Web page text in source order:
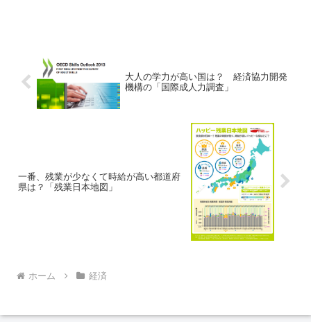
ング」を発表しました。同調...
大人の学力が高い国は？ 経済協力開発
機構の「国際成人力調査」
一番、残業が少なくて時給が高い都道府
県は？「残業日本地図」
ホーム 経済